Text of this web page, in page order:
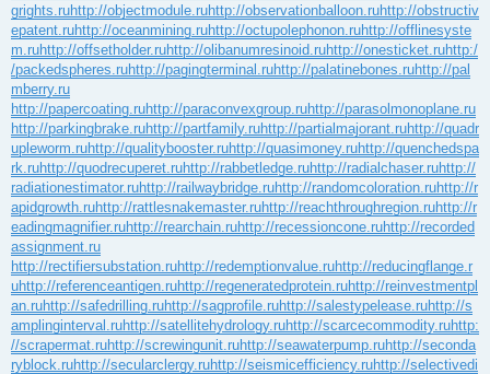
grights.ruhttp://objectmodule.ruhttp://observationballoon.ruhttp://obstructiv
epatent.ruhttp://oceanmining.ruhttp://octupolephonon.ruhttp://offlinesyste
m.ruhttp://offsetholder.ruhttp://olibanumresinoid.ruhttp://onesticket.ruhttp:/
/packedspheres.ruhttp://pagingterminal.ruhttp://palatinebones.ruhttp://pal
mberry.ru
http://papercoating.ruhttp://paraconvexgroup.ruhttp://parasolmonoplane.ru
http://parkingbrake.ruhttp://partfamily.ruhttp://partialmajorant.ruhttp://quadr
upleworm.ruhttp://qualitybooster.ruhttp://quasimoney.ruhttp://quenchedspa
rk.ruhttp://quodrecuperet.ruhttp://rabbetledge.ruhttp://radialchaser.ruhttp://
radiationestimator.ruhttp://railwaybridge.ruhttp://randomcoloration.ruhttp://r
apidgrowth.ruhttp://rattlesnakemaster.ruhttp://reachthroughregion.ruhttp://r
eadingmagnifier.ruhttp://rearchain.ruhttp://recessioncone.ruhttp://recorded
assignment.ru
http://rectifiersubstation.ruhttp://redemptionvalue.ruhttp://reducingflange.r
uhttp://referenceantigen.ruhttp://regeneratedprotein.ruhttp://reinvestmentpl
an.ruhttp://safedrilling.ruhttp://sagprofile.ruhttp://salestypelease.ruhttp://s
amplinginterval.ruhttp://satellitehydrology.ruhttp://scarcecommodity.ruhttp:
//scrapermat.ruhttp://screwingunit.ruhttp://seawaterpump.ruhttp://seconda
ryblock.ruhttp://secularclergy.ruhttp://seismicefficiency.ruhttp://selectivedi